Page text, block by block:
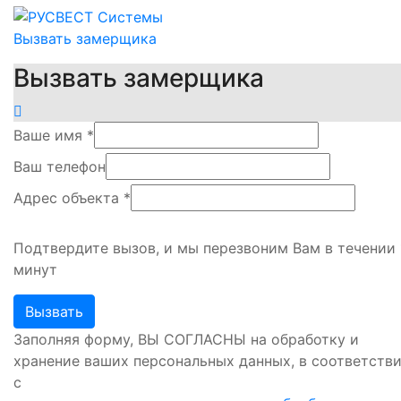
Вызвать замерщика
Вызвать замерщика
Ваше имя *
Ваш телефон
Адрес объекта *
Подтвердите вызов, и мы перезвоним Вам в течении
минут
Заполняя форму, ВЫ СОГЛАСНЫ на обработку и
хранение ваших персональных данных, в
с